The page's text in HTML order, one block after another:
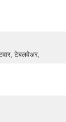
टेबलवेअर,